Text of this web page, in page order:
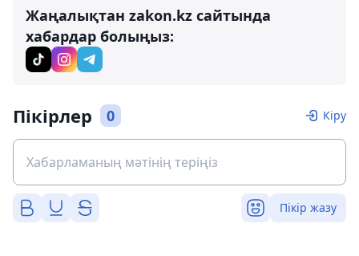
Жаңалықтан zakon.kz сайтында
хабардар болыңыз:
Пікірлер 0 Кіру
Пікір жазу